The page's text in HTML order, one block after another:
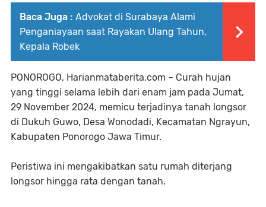
Baca Juga : Advokat di Surabaya Alami
Penganiayaan saat Rayakan Ulang Tahun,
Kepala Robek
PONOROGO, Harianmataberita.com – Curah hujan
yang tinggi selama lebih dari enam jam pada Jumat,
29 November 2024, memicu terjadinya tanah longsor
di Dukuh Guwo, Desa Wonodadi, Kecamatan Ngrayun,
Kabupaten Ponorogo Jawa Timur.
Peristiwa ini mengakibatkan satu rumah diterjang
longsor hingga rata dengan tanah.